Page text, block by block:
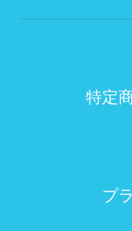
特定
プ